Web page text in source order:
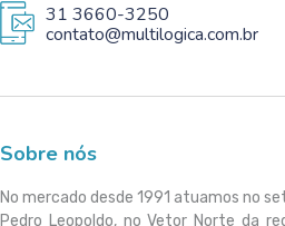
31 3660-3250
contato@multilogica.com.br
Sobre nós
No mercado desde 1991 atuamos no
Pedro Leopoldo, no Vetor Norte da